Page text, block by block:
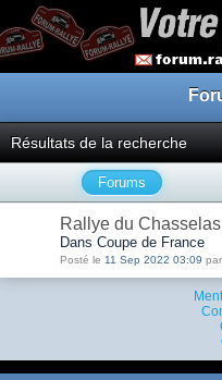
Résultats de la recherche
Forums
Rallye du
Dans Coupe de France
Posté le 11 Sep 2022 03:09